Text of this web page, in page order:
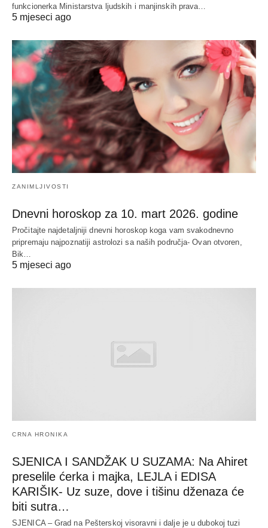
funkcionerka Ministarstva ljudskih i manjinskih prava…
5 mjeseci ago
ZANIMLJIVOSTI
Dnevni horoskop za 10. mart 2026. godine
Pročitajte najdetaljniji dnevni horoskop koga vam svakodnevno
pripremaju najpoznatiji astrolozi sa naših područja- Ovan otvoren,
Bik…
5 mjeseci ago
CRNA HRONIKA
SJENICA I SANDŽAK U SUZAMA: Na Ahiret
preselile ćerka i majka, LEJLA i EDISA
KARIŠIK- Uz suze, dove i tišinu dženaza će
biti sutra…
SJENICA – Grad na Pešterskoj visoravni i dalje je u dubokoj tuzi